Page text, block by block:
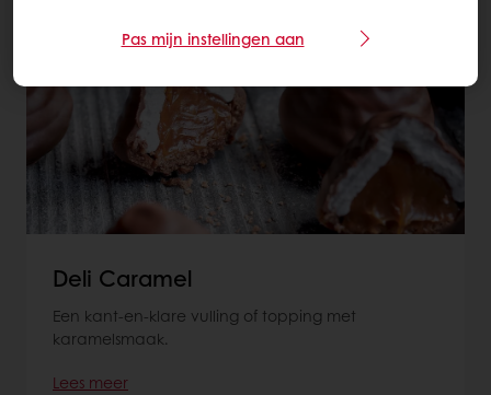
Deli Caramel
Een kant-en-klare vulling of topping met
karamelsmaak.
Lees meer
Pas mijn instellingen aan